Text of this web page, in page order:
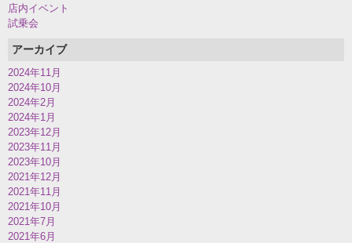
店内イベント
試乗会
アーカイブ
2024年11月
2024年10月
2024年2月
2024年1月
2023年12月
2023年11月
2023年10月
2021年12月
2021年11月
2021年10月
2021年7月
2021年6月